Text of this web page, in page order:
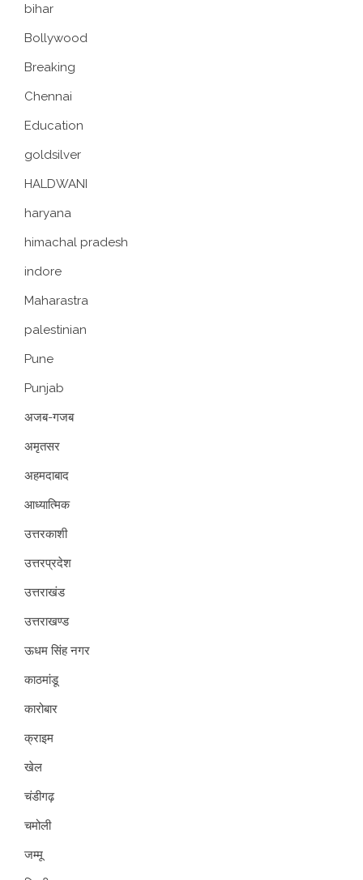
bihar
Bollywood
Breaking
Chennai
Education
goldsilver
HALDWANI
haryana
himachal pradesh
indore
Maharastra
palestinian
Pune
Punjab
अजब-गजब
अमृतसर
अहमदाबाद
आध्यात्मिक
उत्तरकाशी
उत्तरप्रदेश
उत्तराखंड
उत्तराखण्ड
ऊधम सिंह नगर
काठमांडू
कारोबार
क्राइम
खेल
चंडीगढ़
चमोली
जम्मू